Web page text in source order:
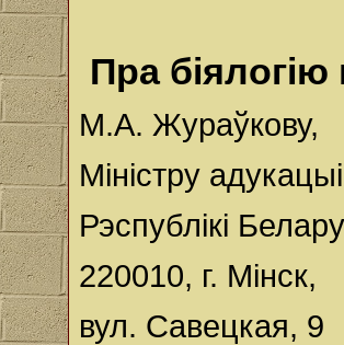
Пра
М.А. Жураўкову,
Міністру адукацыі
Рэспублікі
220010, г. Мінск,
вул. Савецкая, 9